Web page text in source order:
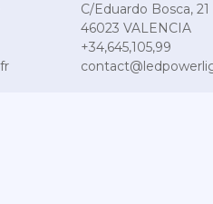
C/Eduardo Bosca, 21
46023 VALENCIA
+34,645,105,99